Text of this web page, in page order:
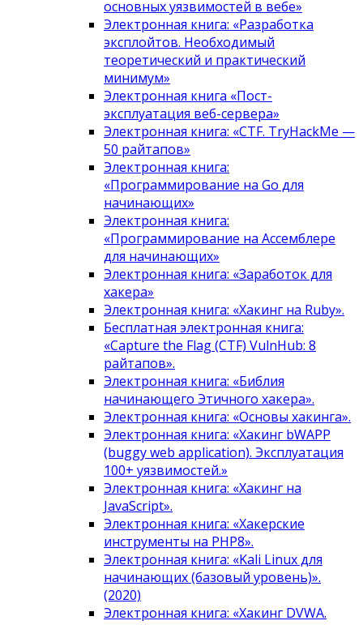
основных уязвимостей в вебе»
Электронная книга: «Разработка
эксплойтов. Необходимый
теоретический и практический
минимум»
Электронная книга «Пост-
эксплуатация веб-сервера»
Электронная книга: «CTF. TryHackMe —
50 райтапов»
Электронная книга:
«Программирование на Go для
начинающих»
Электронная книга:
«Программирование на Ассемблере
для начинающих»
Электронная книга: «Заработок для
хакера»
Электронная книга: «Хакинг на Ruby».
Бесплатная электронная книга:
«Capture the Flag (CTF) VulnHub: 8
райтапов».
Электронная книга: «Библия
начинающего Этичного хакера».
Электронная книга: «Основы хакинга».
Электронная книга: «Хакинг bWAPP
(buggy web application). Эксплуатация
100+ уязвимостей.»
Электронная книга: «Хакинг на
JavaScript».
Электронная книга: «Хакерские
инструменты на PHP8».
Электронная книга: «Kali Linux для
начинающих (базовый уровень)».
(2020)
Электронная книга: «Хакинг DVWA.